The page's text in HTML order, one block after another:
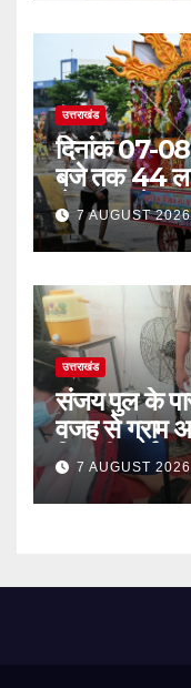
उत्तराखंड
दिनांक 07-
बजे तक 44
लेकर अपने
7 AUGUST
उत्तराखंड
संजय पुल के
वजह से ग्राम
निवासी आर्यन
गई
7 AUGUST